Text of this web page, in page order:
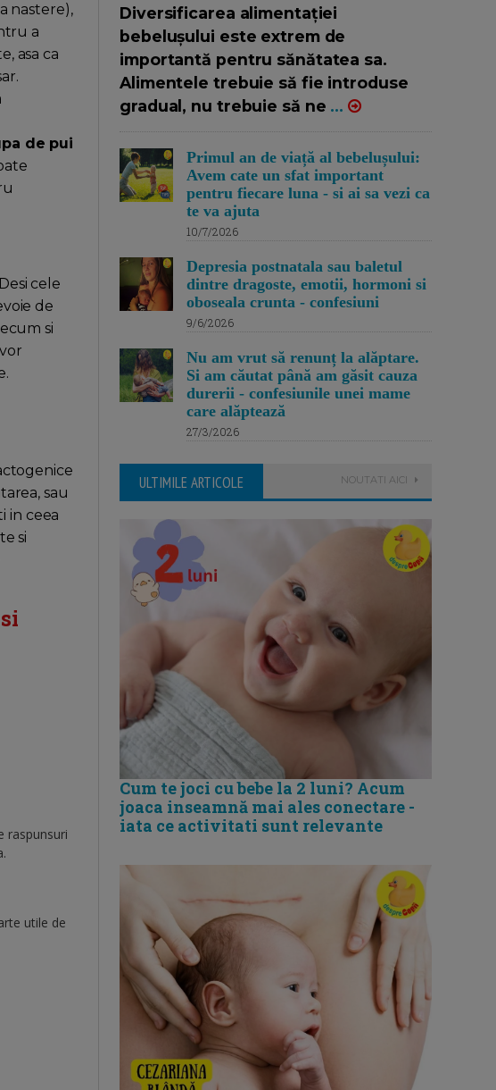
nastere),
a
asa ca
de pui
cele
de
si
sau
in ceea
si
raspunsuri
utile de
Diversificarea alimentației
bebelușului este extrem de
importantă pentru sănătatea sa.
Alimentele trebuie să fie introduse
gradual, nu trebuie să ne ...
Primul an de viață al bebelușului:
Avem cate un sfat important
pentru fiecare luna - si ai sa vezi ca
te va ajuta
10/7/2026
Depresia postnatala sau baletul
dintre dragoste, emotii, hormoni si
oboseala crunta - confesiuni
9/6/2026
Nu am vrut să renunț la alăptare.
Si am căutat până am găsit cauza
durerii - confesiunile unei mame
care alăptează
27/3/2026
ULTIMILE ARTICOLE NOUTATI AICI
Cum te joci cu bebe la 2 luni? Acum
joaca inseamnă mai ales conectare -
iata ce activitati sunt relevante